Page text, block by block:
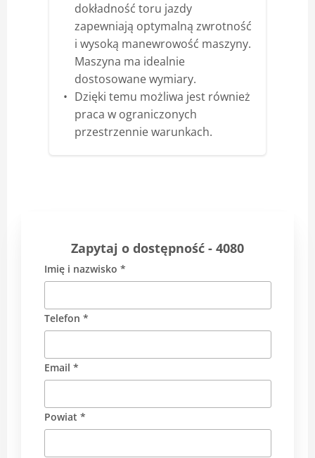
dokładność toru jazdy
zapewniają optymalną zwrotność
i wysoką manewrowość maszyny.
Maszyna ma idealnie
dostosowane wymiary.
Dzięki temu możliwa jest również
praca w ograniczonych
przestrzennie warunkach.
Zapytaj o dostępność - 4080
Imię i nazwisko *
Telefon *
Email *
Powiat *